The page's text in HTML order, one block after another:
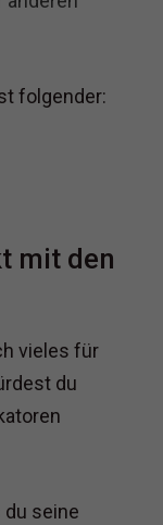
folgender:
mit den
vieles für
du
du seine